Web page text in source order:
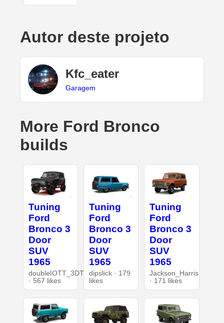
Autor deste projeto
Kfc_eater
Garagem
More Ford Bronco
builds
Tuning
Ford
Bronco 3
Door
SUV
1965
doubleIOTT_3DT
· 567 likes
Tuning
Ford
Bronco 3
Door
SUV
1965
dipslick · 179
likes
Tuning
Ford
Bronco 3
Door
SUV
1965
Jackson_Harris
· 171 likes